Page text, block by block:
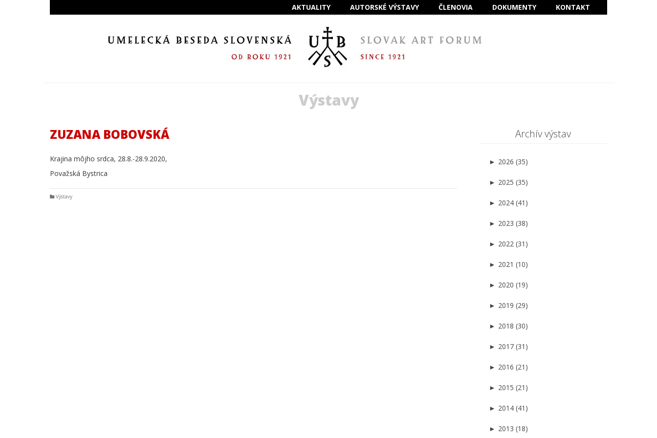
AKTUALITY AUTORSKÉ VÝSTAVY ČLENOVIA DOKUMENTY KONTAKT
Výstavy
ZUZANA BOBOVSKÁ
Krajina môjho srdca, 28.8.-28.9.2020,
Považská Bystrica
Výstavy
Archív výstav
► 2026 (35)
► 2025 (35)
► 2024 (41)
► 2023 (38)
► 2022 (31)
► 2021 (10)
► 2020 (19)
► 2019 (29)
► 2018 (30)
► 2017 (31)
► 2016 (21)
► 2015 (21)
► 2014 (41)
► 2013 (18)